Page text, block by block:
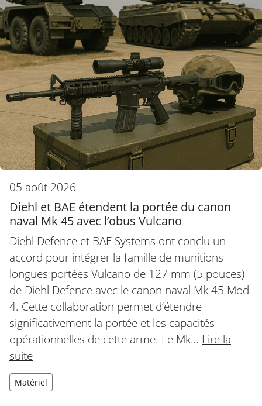
05 août 2026
Diehl et BAE étendent la portée du canon
naval Mk 45 avec l’obus Vulcano
Diehl Defence et BAE Systems ont conclu un
accord pour intégrer la famille de munitions
longues portées Vulcano de 127 mm (5 pouces)
de Diehl Defence avec le canon naval Mk 45 Mod
4. Cette collaboration permet d’étendre
significativement la portée et les capacités
opérationnelles de cette arme. Le Mk… Lire la
suite
Matériel